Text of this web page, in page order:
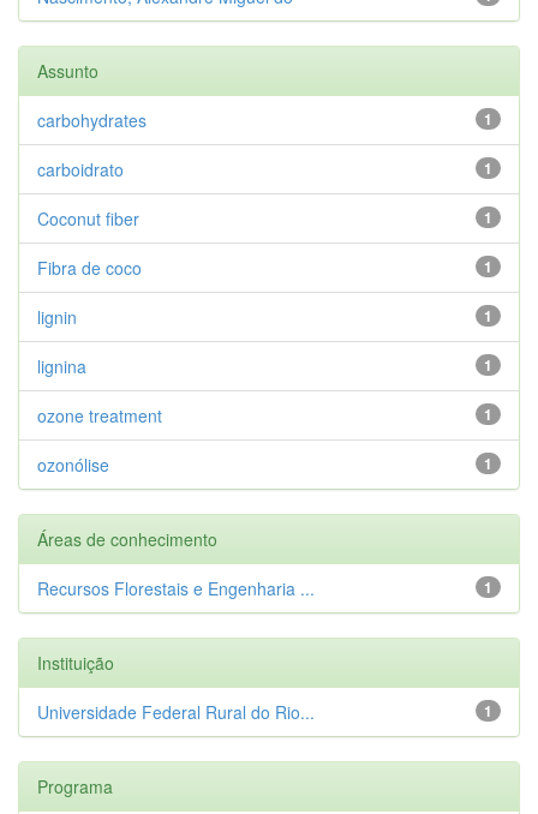
Assunto
1
carbohydrates
1
carboidrato
1
Coconut fiber
1
Fibra de coco
1
lignin
1
lignina
1
ozone treatment
1
ozonólise
Áreas de conhecimento
1
Recursos Florestais e Engenharia ...
Instituição
1
Universidade Federal Rural do Rio...
Programa